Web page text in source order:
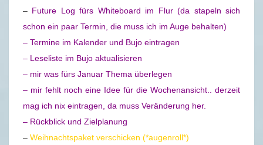
0
2
0
– Future Log fürs Whiteboard im Flur (da stapeln sich
schon ein paar Termin, die muss ich im Auge behalten)
– Termine im Kalender und Bujo eintragen
– Leseliste im Bujo aktualisieren
– mir was fürs Januar Thema überlegen
– mir fehlt noch eine Idee für die Wochenansicht.. derzeit
mag ich nix eintragen, da muss Veränderung her.
– Rückblick und Zielplanung
– Weihnachtspaket verschicken (*augenroll*)